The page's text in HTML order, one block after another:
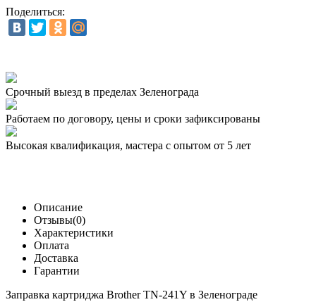
Поделиться:
Срочный выезд в пределах Зеленограда
Работаем по договору, цены и сроки зафиксированы
Высокая квалификация, мастера с опытом от 5 лет
Описание
Отзывы(0)
Характеристики
Оплата
Доставка
Гарантии
Заправка картриджа Brother TN-241Y в Зеленограде